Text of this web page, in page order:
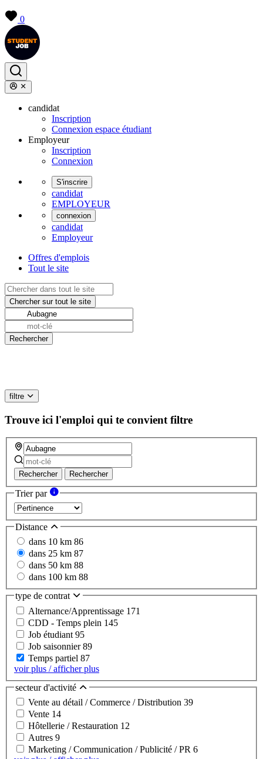
0
candidat
Inscription
Connexion espace étudiant
Employeur
Inscription
Connexion
S'inscrire
candidat
EMPLOYEUR
connexion
candidat
Employeur
Offres d'emplois
Tout le site
filtre
Trouve ici l'emploi qui te convient filtre
Rechercher Rechercher
Trier par
Distance
dans 10 km 86
dans 25 km 87
dans 50 km 88
dans 100 km 88
type de contrat
Alternance/Apprentissage 171
CDD - Temps plein 145
Job étudiant 95
Job saisonnier89
Temps partiel 87
voir plus / afficher plus
secteur d'activité
Vente au détail / Commerce / Distribution 39
Vente 14
Hôtellerie / Restauration 12
Autres 9
Marketing / Communication / Publicité / PR 6